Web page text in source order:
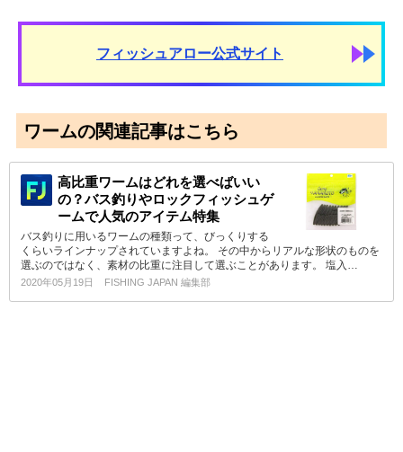
フィッシュアロー公式サイト
ワームの関連記事はこちら
高比重ワームはどれを選べばいい
の？バス釣りやロックフィッシュゲ
ームで人気のアイテム特集
バス釣りに用いるワームの種類って、びっくりする
くらいラインナップされていますよね。 その中からリアルな形状のものを
選ぶのではなく、素材の比重に注目して選ぶことがあります。 塩入…
2020年05月19日 FISHING JAPAN 編集部